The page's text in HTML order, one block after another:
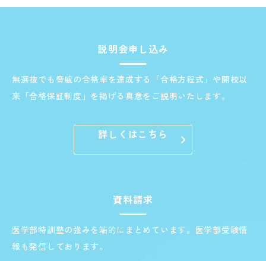
説明会申し込み
無選抜でも脅威の合格率を達成する「合格方程式」や開校以
来「合格保証制度」を掲げる真意をご説明いたします。
詳しくはこちら
資料請求
医学部特訓塾の強みを端的にまとめています。医学部受験情
報も発信しております。